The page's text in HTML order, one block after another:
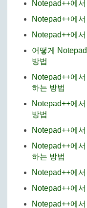
Notepad++에
Notepad++에
Notepad++에
어떻게
방법
Notepad++에
하는 방법
Notepad++에
방법
Notepad++에
Notepad++에
하는 방법
Notepad++에
Notepad++에서
Notepad++에